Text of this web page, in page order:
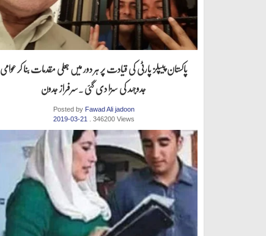
پاکستان پیپلز پارٹی کی قیادت پر ہر دور میں جعلی مقدمات بنا کر عوامی
جدوجہد کی سزا دی گئی .سرفراز جدون
Posted by Fawad Ali jadoon
2019-03-21
. 346200 Views